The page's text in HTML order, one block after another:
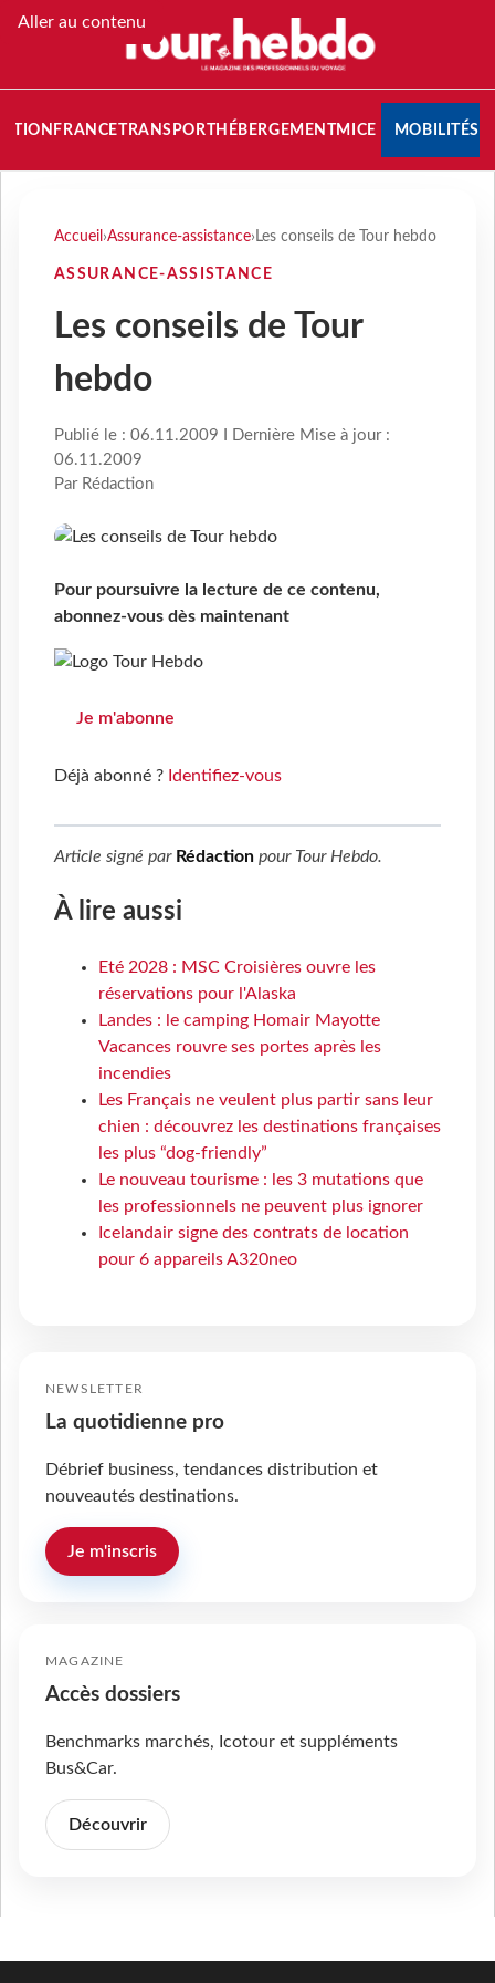
Aller au contenu
FRANCETRANSPORT HÉBERGEMENTMICE MOBILITÉS
Accueil ›Assurance-assistance› Les conseils de Tour hebdo
ASSURANCE-ASSISTANCE
Les conseils de Tour
hebdo
Publié le : 06.11.2009 I Dernière Mise à jour :
06.11.2009
Par Rédaction
Pour poursuivre la lecture de ce contenu,
abonnez-vous dès maintenant
Je m'abonne
Déjà abonné ? Identifiez-vous
Article signé par Rédaction pour Tour Hebdo.
À lire aussi
Eté 2028 : MSC Croisières ouvre les
réservations pour l'Alaska
Landes : le camping Homair Mayotte
Vacances rouvre ses portes après les
incendies
Les Français ne veulent plus partir sans leur
chien : découvrez les destinations françaises
les plus “dog-friendly”
Le nouveau tourisme : les 3 mutations que
les professionnels ne peuvent plus ignorer
Icelandair signe des contrats de location
pour 6 appareils A320neo
NEWSLETTER
La quotidienne pro
Débrief business, tendances distribution et
nouveautés destinations.
Je m'inscris
MAGAZINE
Accès dossiers
Benchmarks marchés, Icotour et suppléments
Bus&Car.
Découvrir